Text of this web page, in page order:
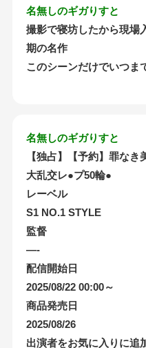
名無しのギガりすと
撮影で寝坊したから現場
期の名作
このシーンだけでいつま
名無しのギガりすと
【独占】【予約】罪な
大乱交レ●プ50輪●
レーベル
S1 NO.1 STYLE
監督
—-
配信開始日
2025/08/22 00:00～
商品発売日
2025/08/26
出演者をお気に入りに追